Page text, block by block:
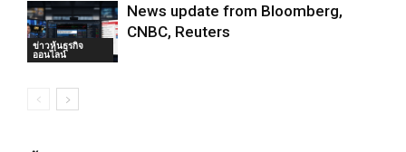
ข่าวหุ้นธุรกิจ
ออนไลน์
News update from Bloomberg,
CNBC, Reuters